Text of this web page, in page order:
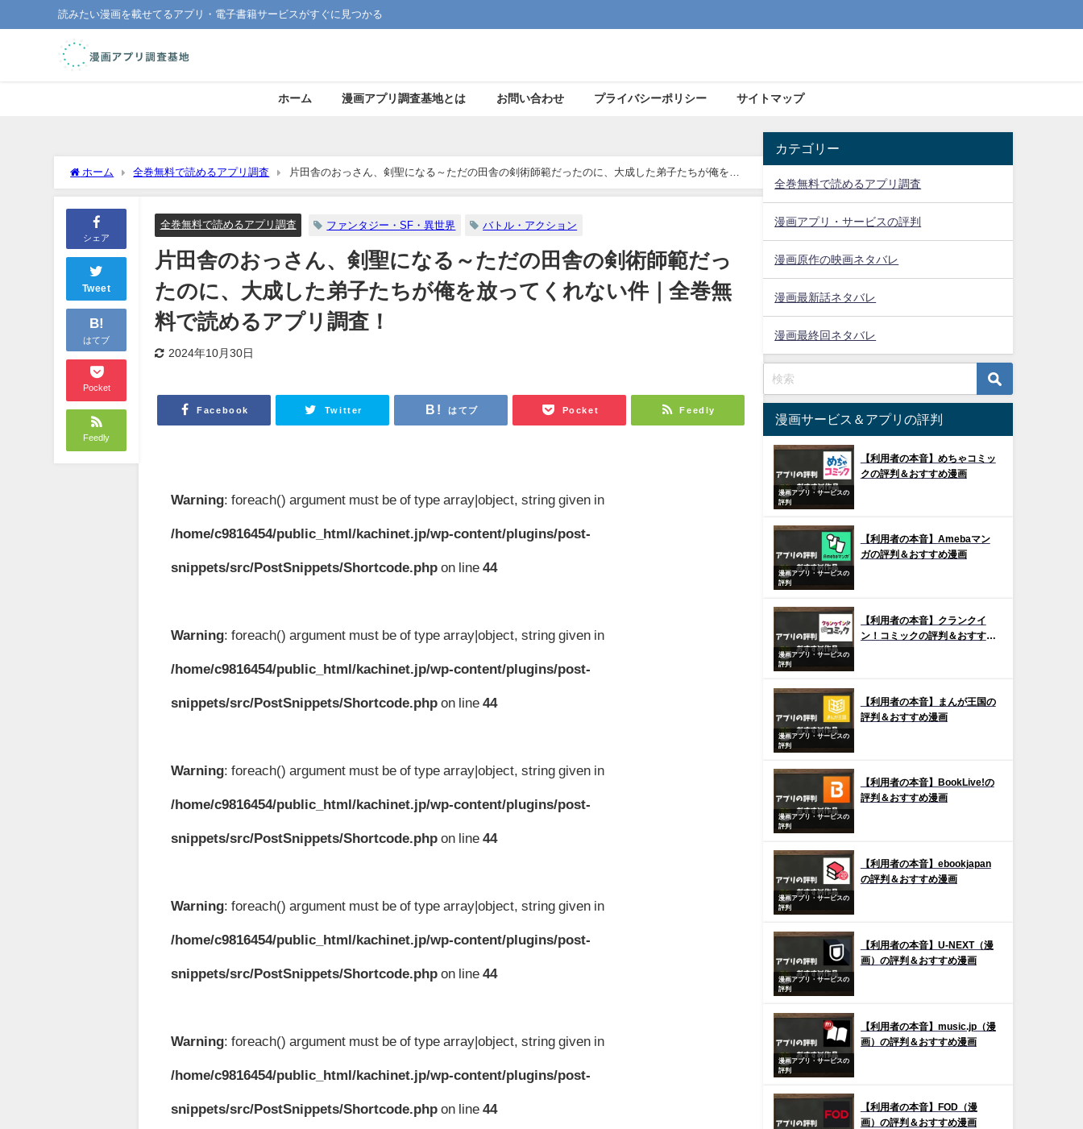
読みたい漫画を載せてるアプリ・電子書籍サービスがすぐに見つかる
ホーム 漫画アプリ調査基地とは お問い合わせ プライバシーポリシー サイトマップ
ホーム 全巻無料で読めるアプリ調査
片田舎のおっさん、剣聖になる～ただの田舎の剣術師範だったのに、大成した弟子たちが俺を放
ってくれない件｜全巻無料で読めるアプリ調査！
シェア
Tweet
B!
はてブ
Pocket
Feedly
全巻無料で読めるアプリ調査 ファンタジー・SF・異世界 バトル・アクション
片田舎のおっさん、剣聖になる～ただの田舎の剣術師範だっ
たのに、大成した弟子たちが俺を放ってくれない件｜全巻無
料で読めるアプリ調査！
2024年10月30日
Facebook Twitter はてブ Pocket Feedly
Warning: foreach() argument must be of type array|object, string given in
/home/c9816454/public_html/kachinet.jp/wp-content/plugins/post-
snippets/src/PostSnippets/Shortcode.php on line44
Warning: foreach() argument must be of type array|object, string given in
/home/c9816454/public_html/kachinet.jp/wp-content/plugins/post-
snippets/src/PostSnippets/Shortcode.php on line44
Warning: foreach() argument must be of type array|object, string given in
/home/c9816454/public_html/kachinet.jp/wp-content/plugins/post-
snippets/src/PostSnippets/Shortcode.php on line44
Warning: foreach() argument must be of type array|object, string given in
/home/c9816454/public_html/kachinet.jp/wp-content/plugins/post-
snippets/src/PostSnippets/Shortcode.php on line44
Warning: foreach() argument must be of type array|object, string given in
/home/c9816454/public_html/kachinet.jp/wp-content/plugins/post-
snippets/src/PostSnippets/Shortcode.php on line44
カテゴリー
全巻無料で読めるアプリ調査
漫画アプリ・サービスの評判
漫画原作の映画ネタバレ
漫画最新話ネタバレ
漫画最終回ネタバレ
漫画サービス＆アプリの評判
漫画アプリ・サービスの
評判
【利用者の本音】めちゃコミッ
クの評判＆おすすめ漫画
漫画アプリ・サービスの
評判
【利用者の本音】Amebaマン
ガの評判＆おすすめ漫画
漫画アプリ・サービスの
評判
【利用者の本音】クランクイ
ン！コミックの評判＆おすすめ
漫画アプリ・サービスの
評判
【利用者の本音】まんが王国の
評判＆おすすめ漫画
漫画アプリ・サービスの
評判
【利用者の本音】BookLive!の
評判＆おすすめ漫画
漫画アプリ・サービスの
評判
【利用者の本音】ebookjapan
の評判＆おすすめ漫画
漫画アプリ・サービスの
評判
【利用者の本音】U-NEXT（漫
画）の評判＆おすすめ漫画
漫画アプリ・サービスの
評判
【利用者の本音】music.jp（漫
画）の評判＆おすすめ漫画
【利用者の本音】FOD（漫
画）の評判＆おすすめ漫画